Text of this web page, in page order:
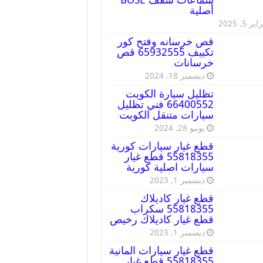
أصلية
5, 2025
قص خرسانه وفتح كور
تكييف 65932555 قص
خرسانات
ديسمبر 18, 2024
تظليل سيارة الكويت
66400552 فني تظليل
سيارات متنقل الكويت
يونيو 28, 2024
قطع غيار سيارات كورية
55818355 قطع غيار
سيارات اصلية كورية
ديسمبر 1, 2023
قطع غيار كاديلاك
55818355 سكراب
قطع غيار كاديلاك رخيص
ديسمبر 1, 2023
قطع غيار سيارات المانية